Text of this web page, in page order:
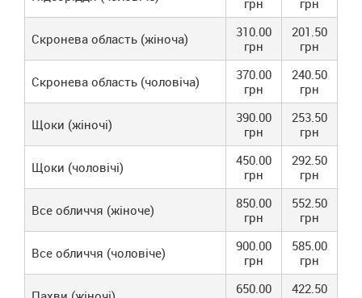
грн
грн
Скронева область (жіноча)
310.00
грн
201.50
грн
Скронева область (чоловіча)
370.00
грн
240.50
грн
Щоки (жіночі)
390.00
грн
253.50
грн
Щоки (чоловічі)
450.00
грн
292.50
грн
Все обличчя (жіноче)
850.00
грн
552.50
грн
Все обличчя (чоловіче)
900.00
грн
585.00
грн
650.00
422.50